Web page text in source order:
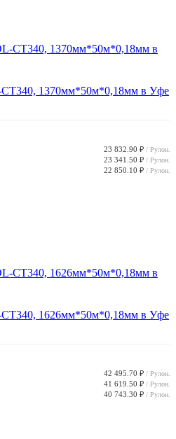
CT340, 1370мм*50м*0,18мм в Уфе
23 832.90 ₽ / Рулон.
23 341.50 ₽ / Рулон.
22 850.10 ₽ / Рулон.
CT340, 1626мм*50м*0,18мм в Уфе
42 495.70 ₽ / Рулон.
41 619.50 ₽ / Рулон.
40 743.30 ₽ / Рулон.